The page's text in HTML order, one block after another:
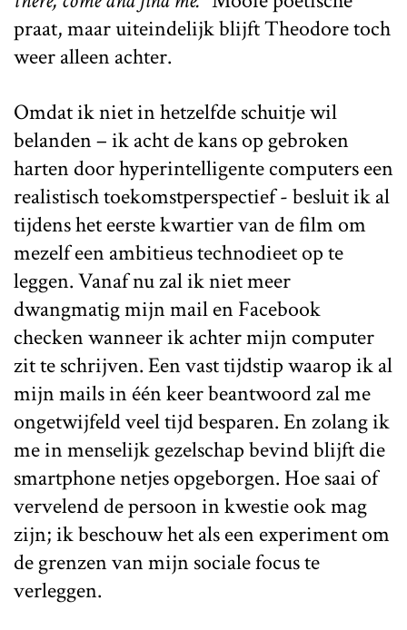
praat, maar uiteindelijk blijft Theodore toch
weer alleen achter.
Omdat ik niet in hetzelfde schuitje wil
belanden – ik acht de kans op gebroken
harten door hyperintelligente computers een
realistisch toekomstperspectief - besluit ik al
tijdens het eerste kwartier van de film om
mezelf een ambitieus technodieet op te
leggen. Vanaf nu zal ik niet meer
dwangmatig mijn mail en Facebook
checken wanneer ik achter mijn computer
zit te schrijven. Een vast tijdstip waarop ik al
mijn mails in één keer beantwoord zal me
ongetwijfeld veel tijd besparen. En zolang ik
me in menselijk gezelschap bevind blijft die
smartphone netjes opgeborgen. Hoe saai of
vervelend de persoon in kwestie ook mag
zijn; ik beschouw het als een experiment om
de grenzen van mijn sociale focus te
verleggen.